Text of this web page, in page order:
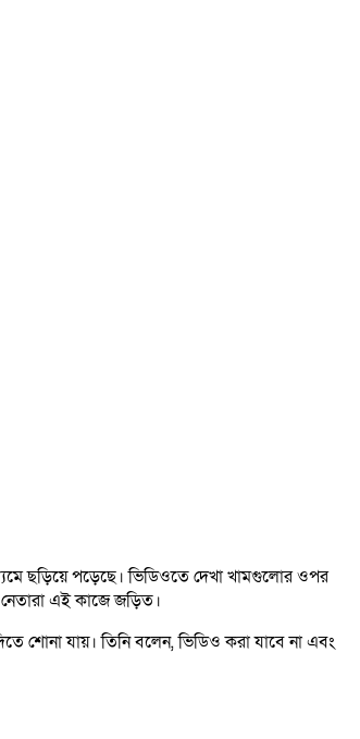
ছড়িয়ে পড়েছে। ভিডিওতে দেখা খামগুলোর ওপর
নেতারা এই কাজে জড়িত।
শোনা যায়। তিনি বলেন, ভিডিও করা যাবে না এবং